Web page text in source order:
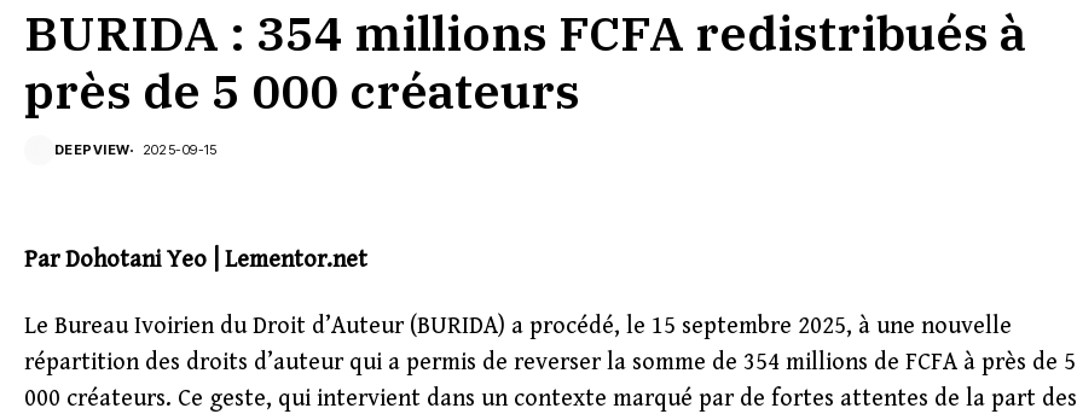
BURIDA : 354 millions FCFA redistribués à
près de 5 000 créateurs
DEEPVIEW 2025-09-15
Par Dohotani Yeo | Lementor.net
Le Bureau Ivoirien du Droit d’Auteur (BURIDA) a procédé, le 15 septembre 2025, à une nouvelle
répartition des droits d’auteur qui a permis de reverser la somme de 354 millions de FCFA à près de 5
000 créateurs. Ce geste, qui intervient dans un contexte marqué par de fortes attentes de la part des